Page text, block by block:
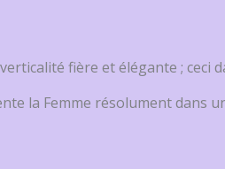
fière et élégante ; ceci
la Femme résolument dans